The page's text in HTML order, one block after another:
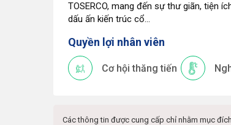
TOSERCO, mang đến sự thư giãn, tiện
dấu ấn kiến trúc cổ...
Quyền lợi nhân viên
Cơ hội thăng tiến
Các thông tin được cung cấp chỉ nhằm mục